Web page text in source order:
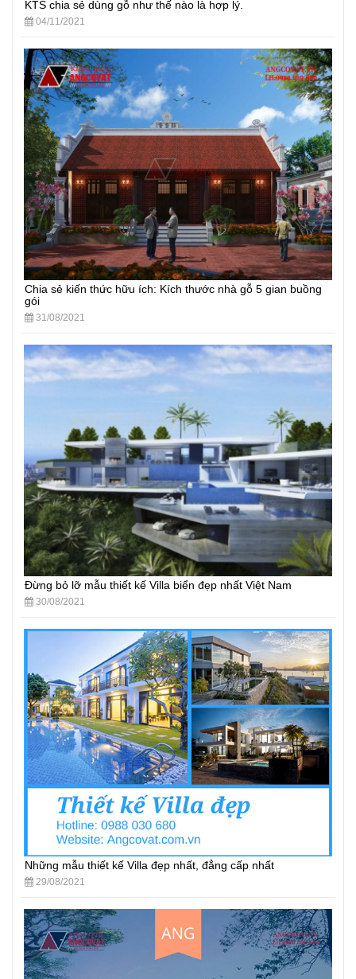
KTS chia sẻ dùng gỗ như thế nào là hợp lý.
04/11/2021
Chia sẻ kiến thức hữu ích: Kích thước nhà gỗ 5 gian buồng
gói
31/08/2021
Đừng bỏ lỡ mẫu thiết kế Villa biển đẹp nhất Việt Nam
30/08/2021
Những mẫu thiết kế Villa đẹp nhất, đẳng cấp nhất
29/08/2021